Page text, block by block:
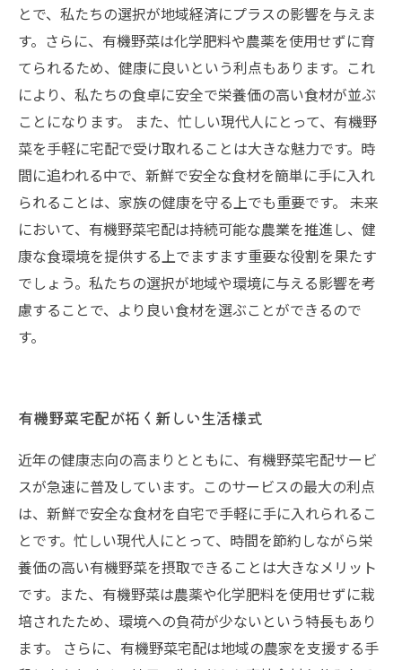
とで、私たちの選択が地域経済にプラスの影響を与えま
す。さらに、有機野菜は化学肥料や農薬を使用せずに育
てられるため、健康に良いという利点もあります。これ
により、私たちの食卓に安全で栄養価の高い食材が並ぶ
ことになります。 また、忙しい現代人にとって、有機野
菜を手軽に宅配で受け取れることは大きな魅力です。時
間に追われる中で、新鮮で安全な食材を簡単に手に入れ
られることは、家族の健康を守る上でも重要です。 未来
において、有機野菜宅配は持続可能な農業を推進し、健
康な食環境を提供する上でますます重要な役割を果たす
でしょう。私たちの選択が地域や環境に与える影響を考
慮することで、より良い食材を選ぶことができるので
す。
有機野菜宅配が拓く新しい生活様式
近年の健康志向の高まりとともに、有機野菜宅配サービ
スが急速に普及しています。このサービスの最大の利点
は、新鮮で安全な食材を自宅で手軽に手に入れられるこ
とです。忙しい現代人にとって、時間を節約しながら栄
養価の高い有機野菜を摂取できることは大きなメリット
です。また、有機野菜は農薬や化学肥料を使用せずに栽
培されたため、環境への負荷が少ないという特長もあり
ます。 さらに、有機野菜宅配は地域の農家を支援する手